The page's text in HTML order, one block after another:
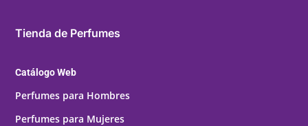
Tienda de Perfumes
Catálogo Web
Perfumes para Hombres
Perfumes para Mujeres